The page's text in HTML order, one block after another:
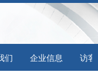
们 企业信息 访客